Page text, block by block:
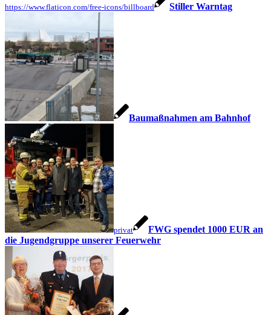
https://www.flaticon.com/free-icons/billboard Stiller Warntag
Baumaßnahmen am Bahnhof
privat
FWG spendet 1000 EUR an
die Jugendgruppe unserer Feuerwehr